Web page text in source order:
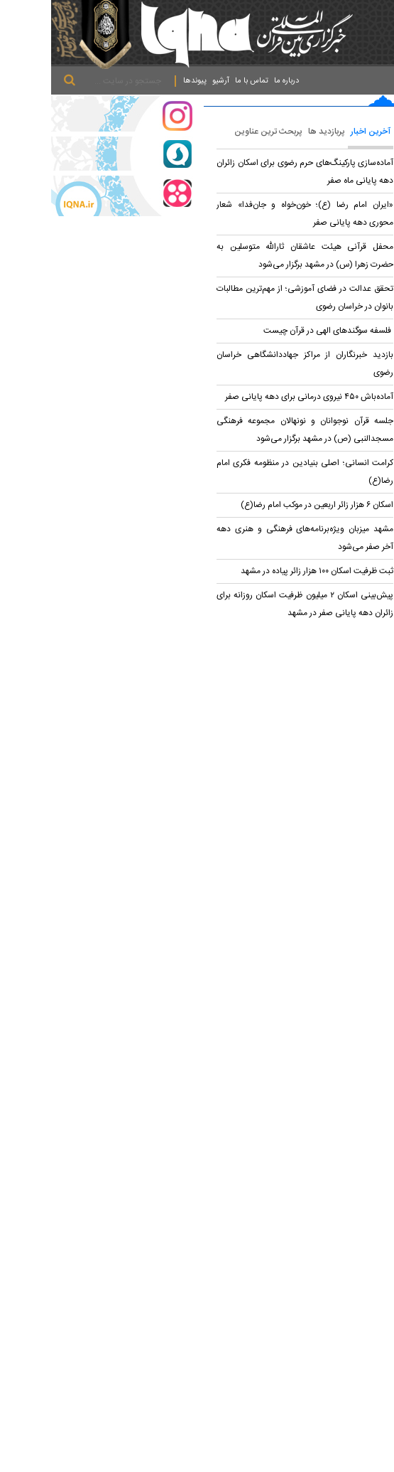
پیوندها آرشیو تماس با ما درباره ما
آخرین اخبار پربازدید ها پربحث ترین عناوین
آماده‌سازی پارکینگ‌های حرم رضوی برای اسکان زائران
دهه پایانی ماه صفر
«ایران امام رضا (ع)؛ خون‌خواه و جان‌فدا» شعار
محوری دهه پایانی صفر
محفل قرآنی هیئت عاشقان ثارالله متوسلین به
حضرت زهرا (س) در مشهد برگزار می‌شود
تحقق عدالت در فضای آموزشی؛ از مهم‌ترین مطالبات
بانوان در خراسان رضوی
فلسفه سوگندهای الهی در قرآن چیست
بازدید خبرنگاران از مراکز جهاددانشگاهی خراسان
رضوی
آماده‌باش ۴۵۰ نیروی درمانی برای دهه پایانی صفر
جلسه قرآن نوجوانان و نونهالان مجموعه فرهنگی
مسجد‌النبی (ص) در مشهد برگزار می‌شود
کرامت انسانی؛ اصلی بنیادین در منظومه فکری امام
رضا(ع)
اسکان ۶ هزار زائر اربعین در موکب امام رضا(ع)
مشهد میزبان ویژه‌برنامه‌های فرهنگی و هنری دهه
آخر صفر می‌شود
ثبت ظرفیت اسکان ۱۰۰ هزار زائر پیاده در مشهد
پیش‌بینی اسکان ۲ میلیون ظرفیت اسکان روزانه برای
زائران دهه پایانی صفر در مشهد